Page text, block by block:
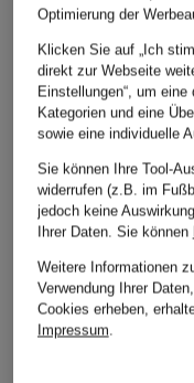
Optimierung der
Klicken Sie auf „Ich
direkt zur Webseite
Einstellungen“, um
Kategorien und eine
sowie eine individuelle
Sie können Ihre Tool-
widerrufen (z.B. im
jedoch keine
Ihrer Daten. Sie können
Weitere Informationen
Verwendung Ihrer
Cookies erheben,
Impressum.